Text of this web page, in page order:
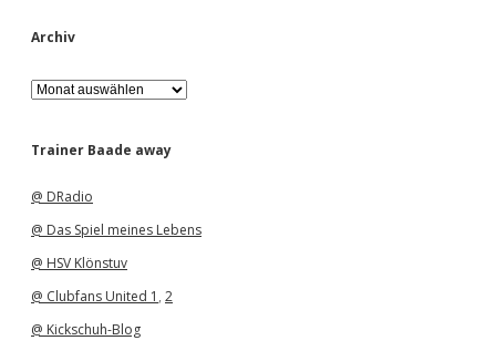
Archiv
A
r
h
Trainer Baade away
@ DRadio
@ Das Spiel meines Lebens
@ HSV Klönstuv
@ Clubfans United 1 , 2
@ Kickschuh-Blog